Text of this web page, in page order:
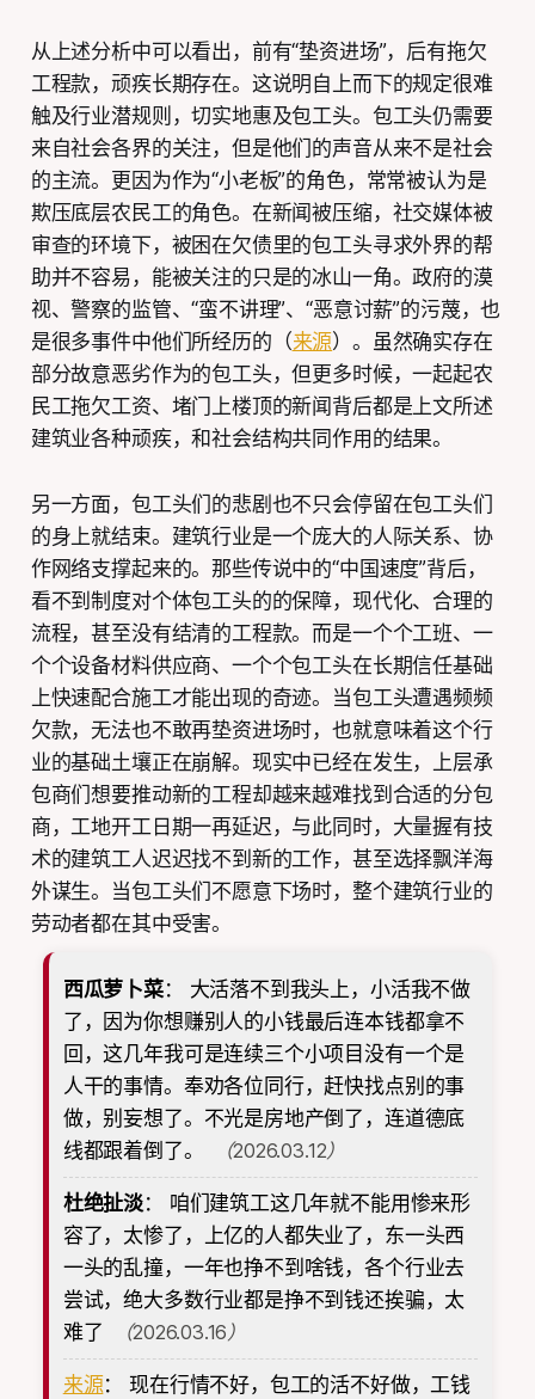
从上述分析中可以看出，前有“垫资进场”，后有拖欠
工程款，顽疾长期存在。这说明自上而下的规定很难
触及行业潜规则，切实地惠及包工头。包工头仍需要
来自社会各界的关注，但是他们的声音从来不是社会
的主流。更因为作为“小老板”的角色，常常被认为是
欺压底层农民工的角色。在新闻被压缩，社交媒体被
审查的环境下，被困在欠债里的包工头寻求外界的帮
助并不容易，能被关注的只是的冰山一角。政府的漠
视、警察的监管、“蛮不讲理”、“恶意讨薪”的污蔑，也
是很多事件中他们所经历的（来源）。虽然确实存在
部分故意恶劣作为的包工头，但更多时候，一起起农
民工拖欠工资、堵门上楼顶的新闻背后都是上文所述
建筑业各种顽疾，和社会结构共同作用的结果。
另一方面，包工头们的悲剧也不只会停留在包工头们
的身上就结束。建筑行业是一个庞大的人际关系、协
作网络支撑起来的。那些传说中的“中国速度”背后，
看不到制度对个体包工头的的保障，现代化、合理的
流程，甚至没有结清的工程款。而是一个个工班、一
个个设备材料供应商、一个个包工头在长期信任基础
上快速配合施工才能出现的奇迹。当包工头遭遇频频
欠款，无法也不敢再垫资进场时，也就意味着这个行
业的基础土壤正在崩解。现实中已经在发生，上层承
包商们想要推动新的工程却越来越难找到合适的分包
商，工地开工日期一再延迟，与此同时，大量握有技
术的建筑工人迟迟找不到新的工作，甚至选择飘洋海
外谋生。当包工头们不愿意下场时，整个建筑行业的
劳动者都在其中受害。
西瓜萝卜菜： 大活落不到我头上，小活我不做
了，因为你想赚别人的小钱最后连本钱都拿不
回，这几年我可是连续三个小项目没有一个是
人干的事情。奉劝各位同行，赶快找点别的事
做，别妄想了。不光是房地产倒了，连道德底
线都跟着倒了。
（2026.03.12）
杜绝扯淡： 咱们建筑工这几年就不能用惨来形
容了，太惨了，上亿的人都失业了，东一头西
一头的乱撞，一年也挣不到啥钱，各个行业去
尝试，绝大多数行业都是挣不到钱还挨骗，太
难了
（2026.03.16）
来源：现在行情不好，包工的活不好做，工钱